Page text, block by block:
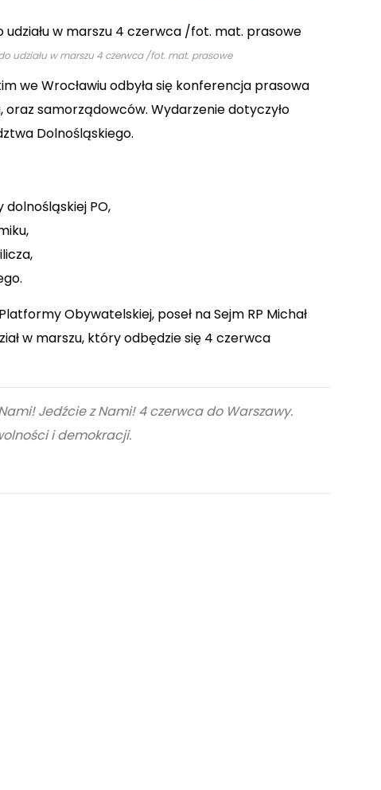
udziału w marszu 4 czerwca /fot. mat. prasowe
we Wrocławiu odbyła się konferencja prasowa
oraz samorządowców. Wydarzenie dotyczyło
Dolnośląskiego.
dolnośląskiej PO,
Obywatelskiej, poseł na Sejm RP Michał
w marszu, który odbędzie się 4 czerwca
Jedźcie z Nami! 4 czerwca do Warszawy.
i demokracji.